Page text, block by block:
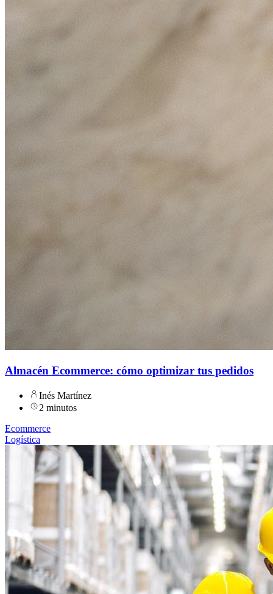
Almacén Ecommerce: cómo optimizar tus pedidos
Inés Martínez
2 minutos
Ecommerce
Logística